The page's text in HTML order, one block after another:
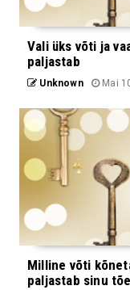
Vali üks võti ja
paljastab
Unknown Mai
Milline võti
paljastab sinu